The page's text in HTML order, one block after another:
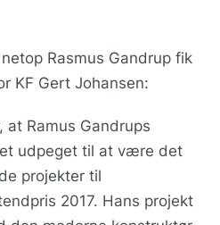
Rasmus Gandrup fik
KF Gert Johansen:
at Ramus Gandrups
udpeget til at være det
projekter til
2017. Hans projekt